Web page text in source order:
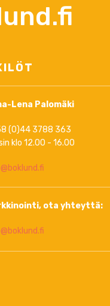
Lena Palomäki
(0)44 3788 363
klo 12.00 - 16.00
ota yhteyttä: